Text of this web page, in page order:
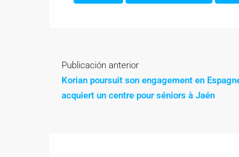
Publicación anterior
Korian poursuit son engagement en
acquiert un centre pour séniors à Jaén